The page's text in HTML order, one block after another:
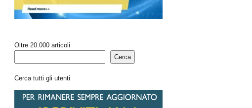
Oltre 20.000 articoli
Cerca
Cerca tutti gli utenti